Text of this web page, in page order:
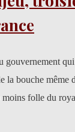
gouvernement qui
la bouche même
folle du